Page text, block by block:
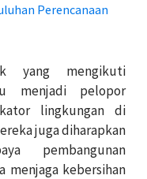
Perencanaan
yang mengikuti
menjadi pelopor
lingkungan di
juga diharapkan
pembangunan
menjaga kebersihan